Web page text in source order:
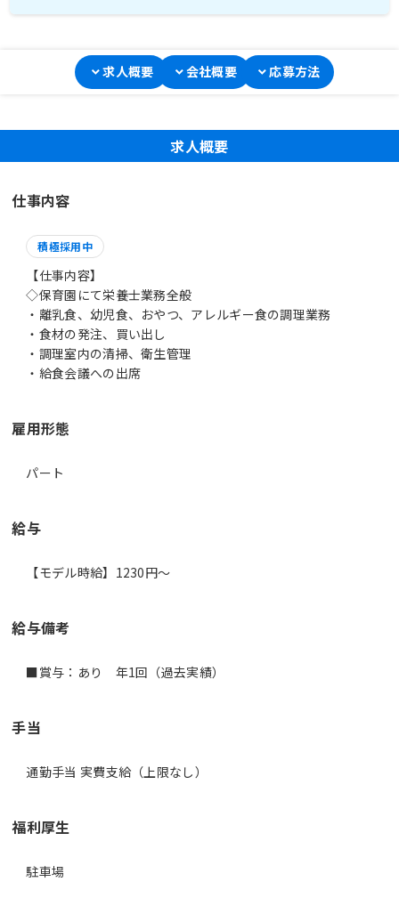
求人概要 会社概要 応募方法
求人概要
仕事内容
積極採用中
【仕事内容】
◇保育園にて栄養士業務全般
・離乳食、幼児食、おやつ、アレルギー食の調理業務
・食材の発注、買い出し
・調理室内の清掃、衛生管理
・給食会議への出席
雇用形態
パート
給与
【モデル時給】1230円〜
給与備考
■賞与：あり 年1回（過去実績）
手当
通勤手当 実費支給（上限なし）
福利厚生
駐車場